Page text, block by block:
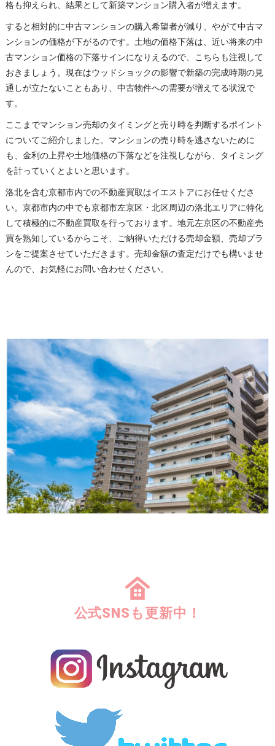
格も抑えられ、結果として新築マンション購入者が増えます。
すると相対的に中古マンションの購入希望者が減り、やがて中古マ
ンションの価格が下がるのです。土地の価格下落は、近い将来の中
古マンション価格の下落サインになりえるので、こちらも注視して
おきましょう。現在はウッドショックの影響で新築の完成時期の見
通しが立たないこともあり、中古物件への需要が増えてる状況で
す。
ここまでマンション売却のタイミングと売り時を判断するポイント
についてご紹介しました。マンションの売り時を逃さないために
も、金利の上昇や土地価格の下落などを注視しながら、タイミング
を計っていくとよいと思います。
洛北を含む京都市内での不動産買取はイエストアにお任せくださ
い。京都市内の中でも京都市左京区・北区周辺の洛北エリアに特化
して積極的に不動産買取を行っております。地元左京区の不動産売
買を熟知しているからこそ、ご納得いただける売却金額、売却プラ
ンをご提案させていただきます。売却金額の査定だけでも構いませ
んので、お気軽にお問い合わせください。
公式SNSも更新中！